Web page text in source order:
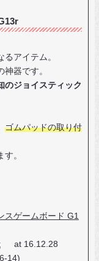
アイテム。
神器です。
のジョイスティック
ゴムパッドの取り付
。
スゲームボード G1
at 16.12.28
14)